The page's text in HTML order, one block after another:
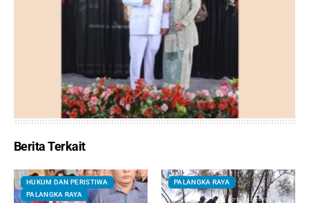
Berita Terkait
HUKUM DAN PERISTIWA
PALANGKA RAYA
PALANGKA RAYA